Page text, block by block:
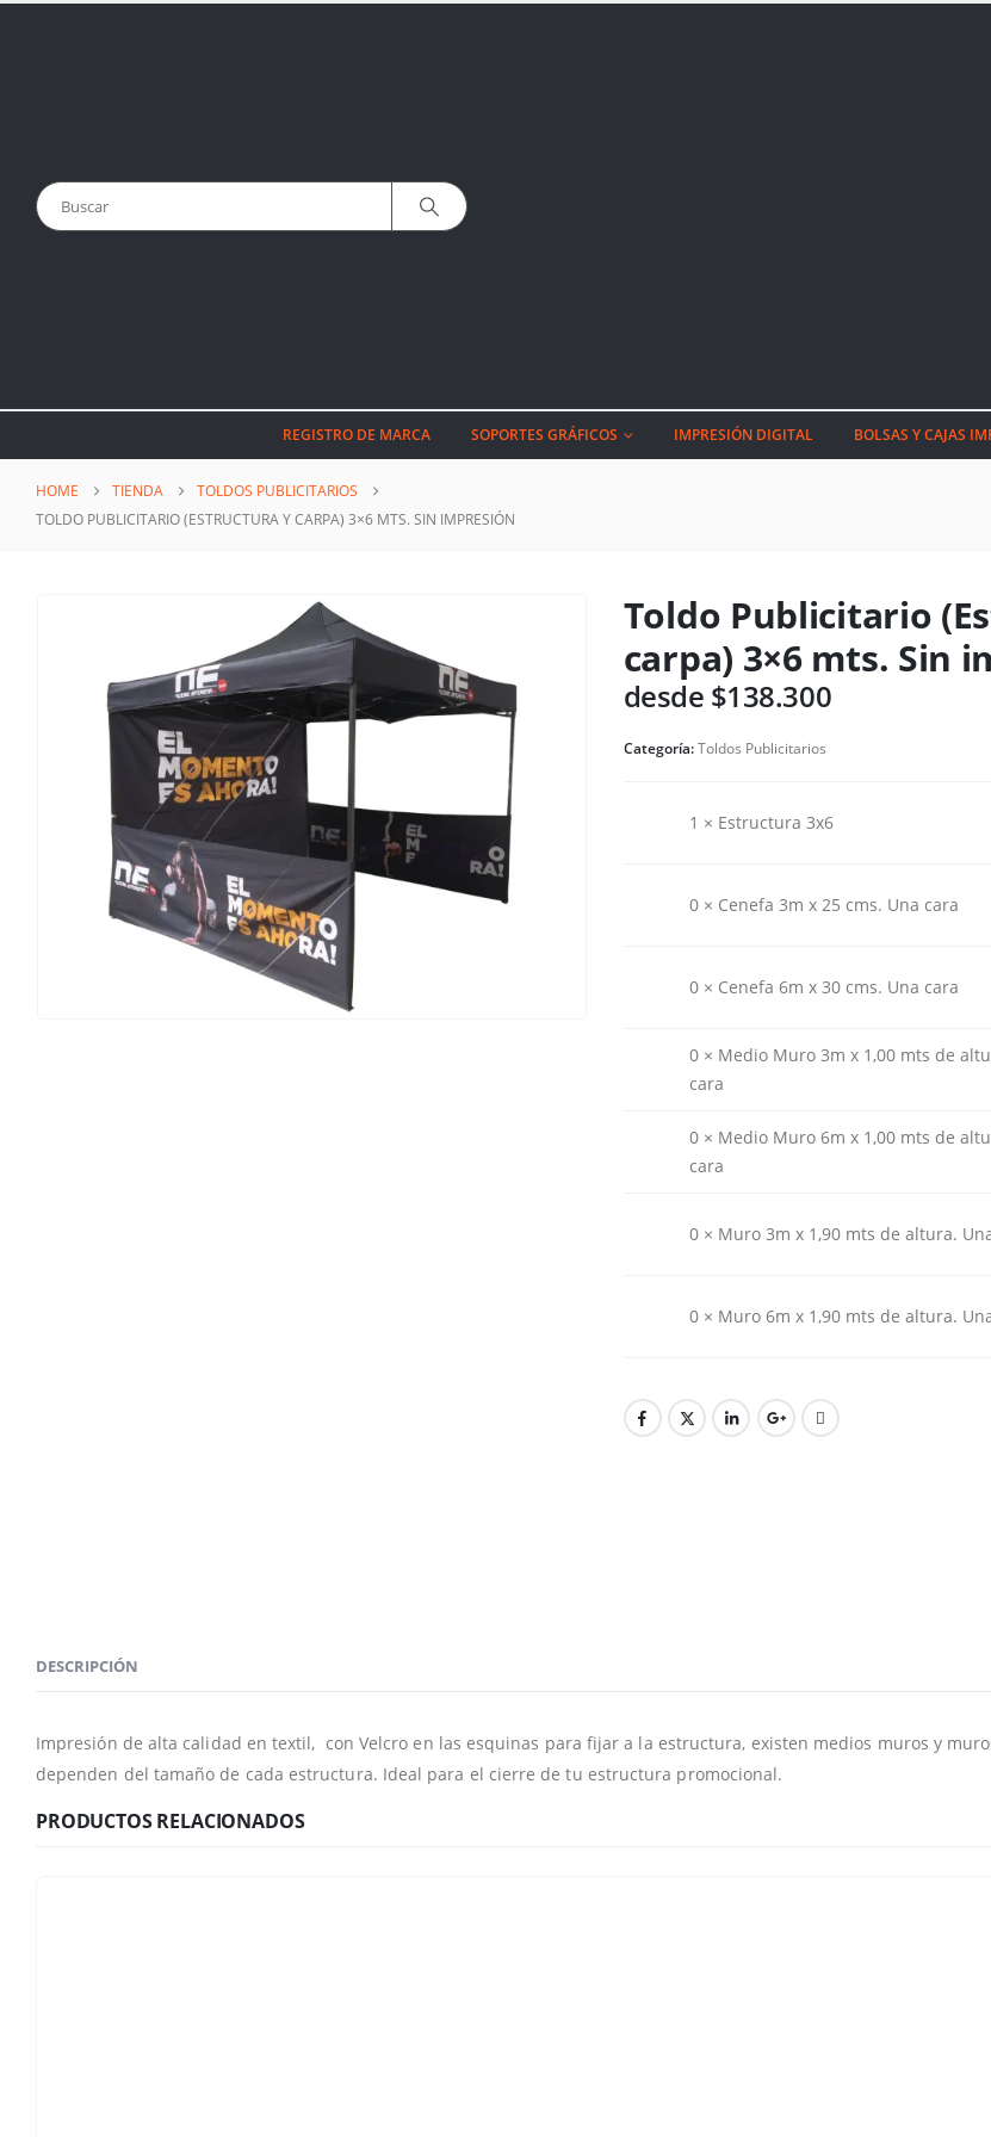
REGISTRO DE MARCA SOPORTES GRÁFICOS IMPRESIÓN DIGITAL BOLSAS Y CAJAS
HOME TIENDA
TOLDOS PUBLICITARIOS
TOLDO PUBLICITARIO (ESTRUCTURA Y CARPA) 3×6 MTS. SIN IMPRESIÓN
Toldo Publicitario
carpa) 3×6 mts. Sin
desde $138.300
Categoría:Toldos Publicitarios
1 × Estructura 3x6
0 × Cenefa 3m x 25 cms. Una cara
0 × Cenefa 6m x 30 cms. Una cara
0 × Medio Muro 3m x 1,00 mts de
cara
0 × Medio Muro 6m x 1,00 mts de
cara
0 × Muro 3m x 1,90 mts de altura.
0 × Muro 6m x 1,90 mts de altura.
DESCRIPCIÓN
Impresión de alta calidad en textil, con Velcro en las esquinas para fijar a la estructura, existen medios muros y
dependen del tamaño de cada estructura. Ideal para el cierre de tu estructura promocional.
PRODUCTOS RELACIONADOS